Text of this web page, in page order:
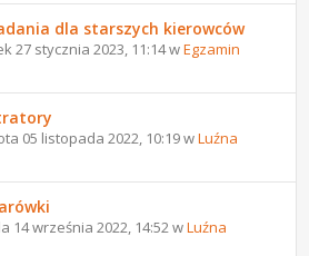
dla starszych kierowców
27 stycznia 2023, 11:14 wEgzamin
05 listopada 2022, 10:19 wLuźna
14 września 2022, 14:52 wLuźna